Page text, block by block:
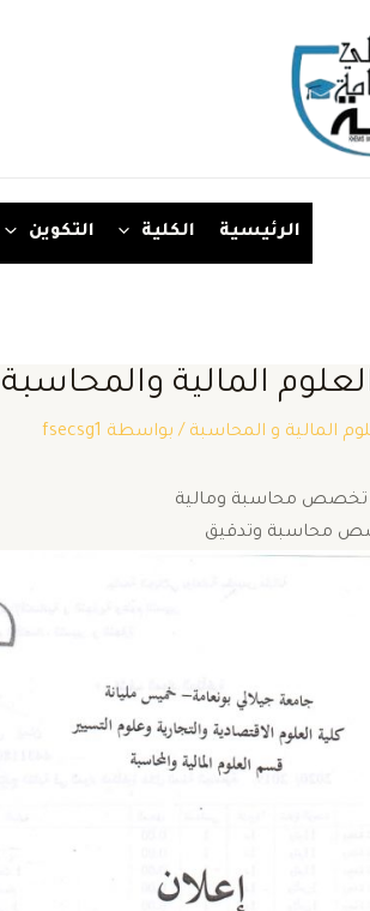
الرئيسية الكلية التكوين
المالية والمحاسبة
المالية و المحاسبة / بواسطة fsecsg1
تخصص محاسبة ومالية
محاسبة وتدقيق